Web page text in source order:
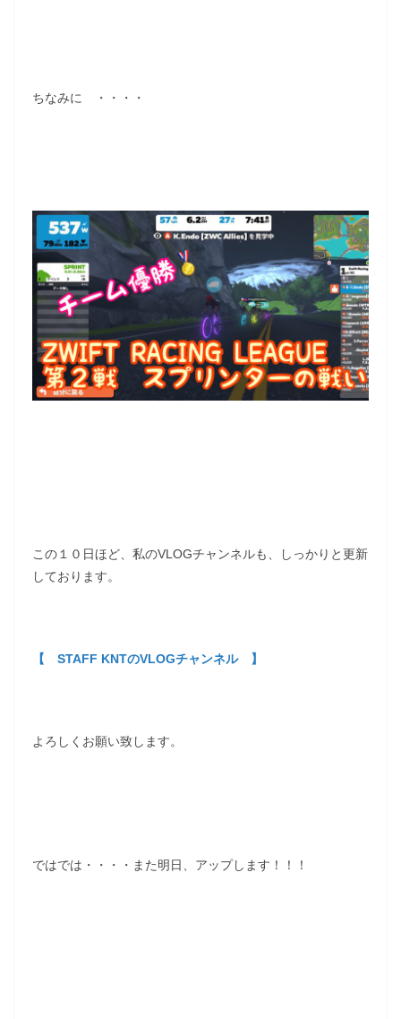
ちなみに ・・・・
この１０日ほど、私のVLOGチャンネルも、しっかりと更新
しております。
【 STAFF KNTのVLOGチャンネル 】
よろしくお願い致します。
ではでは・・・・また明日、アップします！！！